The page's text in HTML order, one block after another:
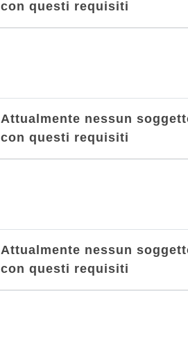
con questi requisiti
Attualmente nessun
con questi requisiti
Attualmente nessun
con questi requisiti